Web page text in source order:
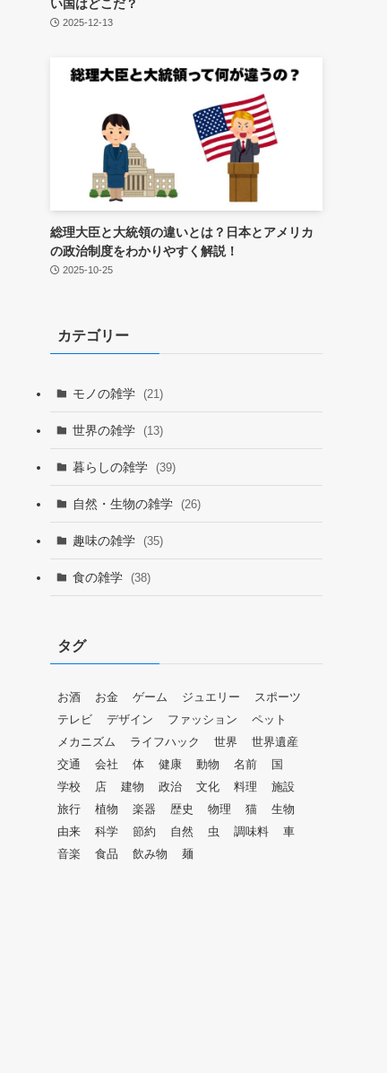
い国はどこだ？
2025-12-13
総理大臣と大統領の違いとは？日本とアメリカ
の政治制度をわかりやすく解説！
2025-10-25
カテゴリー
モノの雑学 (21)
世界の雑学 (13)
暮らしの雑学 (39)
自然・生物の雑学 (26)
趣味の雑学 (35)
食の雑学 (38)
タグ
お酒 お金 ゲーム ジュエリー
スポーツ
テレビ
デザイン ファッション
ペット
メカニズム
ライフハック 世界
世界遺産
交通
会社 体 健康 動物 名前
国
学校
店 建物 政治 文化 料理
施設
旅行
植物 楽器 歴史 物理 猫
生物
由来
科学 節約 自然 虫 調味料
車
音楽
食品 飲み物 麺